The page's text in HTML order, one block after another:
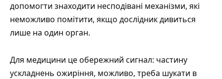
допомогти знаходити несподівані механізми, які
неможливо помітити, якщо дослідник дивиться
лише на один орган.
Для медицини це обережний сигнал: частину
ускладнень ожиріння, можливо, треба шукати в